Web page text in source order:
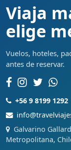
Viaja
elige
Vuelos, hoteles,
antes de reservar.
+56 9 8199 1292
Galvarino
Metropolitana,